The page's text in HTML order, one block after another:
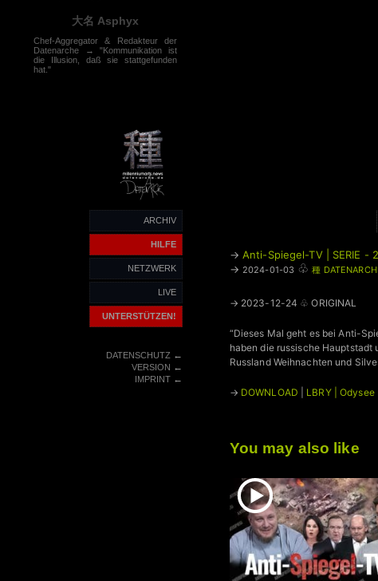
大名 Asphyx
Chef-Aggregator & Redakteur der
Datenarche → "Kommunikation ist
die Illusion, daß sie stattgefunden
hat."
ARCHIV
HILFE
NETZWERK
LIVE
UNTERSTÜTZEN!
DATENSCHUTZ←
VERSION ←
IMPRINT←
→ Anti-Spiegel-TV | SERIE -
→ 2024-01-03 ♧ 種
→ 2023-12-24 ♧ ORIGINAL
“Dieses Mal geht es bei Anti-
haben die russische
Russland Weihnachten und
→ DOWNLOAD LBRY |
You may also like